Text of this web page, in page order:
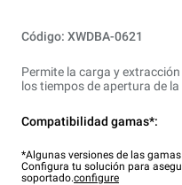
Código: XWDBA-0621
Permite la carga y
los tiempos de apertura de la
Compatibilidad gamas*:
*Algunas versiones de las
Configura tu solución para
soportado.configure